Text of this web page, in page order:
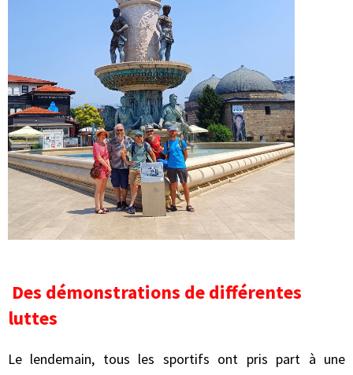
Des démonstrations de différentes
luttes
Le lendemain, tous les sportifs ont pris part à une